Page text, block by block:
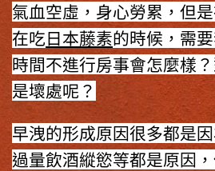
氣血空虛，身心勞累，但
在吃日本藤素的時候，需
時間不進行房事會怎麼樣
是壞處呢？
早洩的形成原因很多都是
過量飲酒縱慾等都是原因